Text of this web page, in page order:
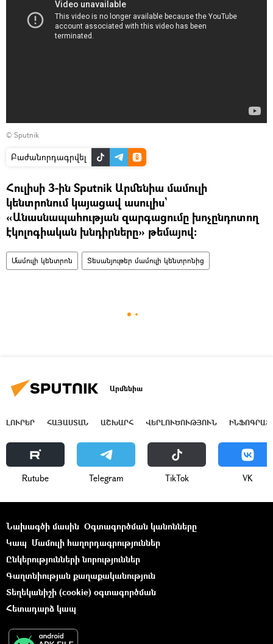
© Sputnik
Բաժանորդագրվել
Հուլիսի 3-ին Sputnik Արմենիա մամուլի
կենտրոնում կայացավ ասուլիս`
«Անասնապահության զարգացումը խոչընդոտող
էկոլոգիական խնդիրները» թեմայով։
Մամուլի կենտրոն Տեսանյութեր մամուլի կենտրոնից
Արմենիա
ԼՈՒՐԵՐ ՀԱՅԱՍՏԱՆ ԱՇԽԱՐՀ ՎԵՐԼՈՒԾՈՒԹՅՈՒՆ
Rutube Telegram ТikТоk VK
Նախագծի մասին Օգտագործման կանոնները
Կապ Մամուլի հաղորդագրություններ
Ընկերությունների նորություններ
Գաղտնիության քաղաքականություն
Տեղեկանիշի (cookie) օգտագործման
Հետադարձ կապ